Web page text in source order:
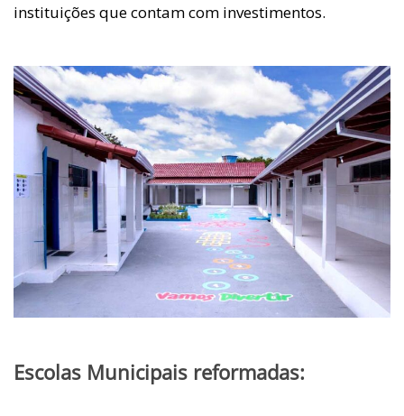
instituições que contam com investimentos.
Escolas Municipais reformadas: